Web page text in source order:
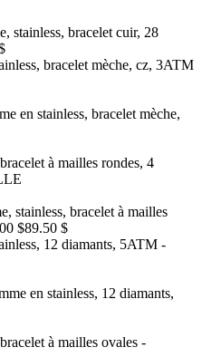
stainless, bracelet cuir, 28
en stainless, bracelet mèche,
stainless, bracelet à mailles
$89.50 $
en stainless, 12 diamants,